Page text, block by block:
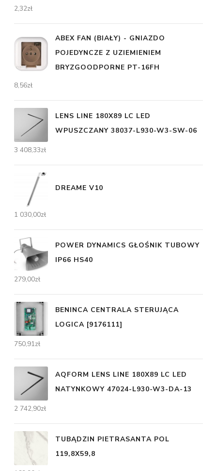
2,32zł
ABEX FAN (BIAŁY) - GNIAZDO
POJEDYNCZE Z UZIEMIENIEM
BRYZGOODPORNE PT-16FH
8,56zł
LENS LINE 180X89 LC LED
WPUSZCZANY 38037-L930-W3-SW-06
3 408,33zł
DREAME V10
1 030,00zł
POWER DYNAMICS GŁOŚNIK TUBOWY
IP66 HS40
279,00zł
BENINCA CENTRALA STERUJĄCA
LOGICA [9176111]
750,91zł
AQFORM LENS LINE 180X89 LC LED
NATYNKOWY 47024-L930-W3-DA-13
2 742,90zł
TUBĄDZIN PIETRASANTA POL
119,8X59,8